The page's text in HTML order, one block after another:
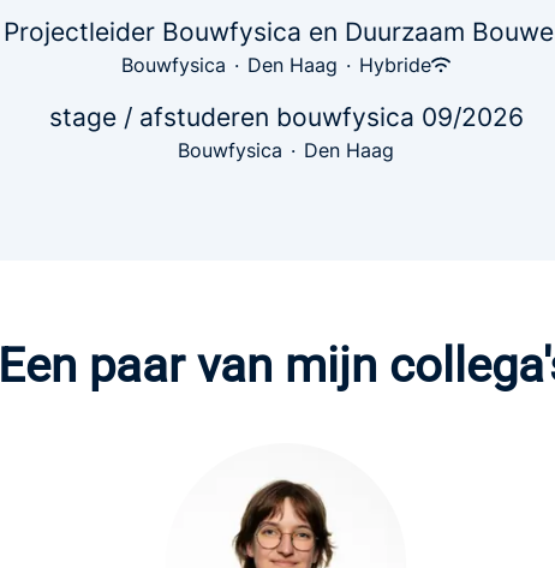
Projectleider Bouwfysica en Duurzaam
Bouwfysica · Den Haag · Hybride
stage / afstuderen bouwfysica 09/2026
Bouwfysica · Den Haag
Een paar van mijn